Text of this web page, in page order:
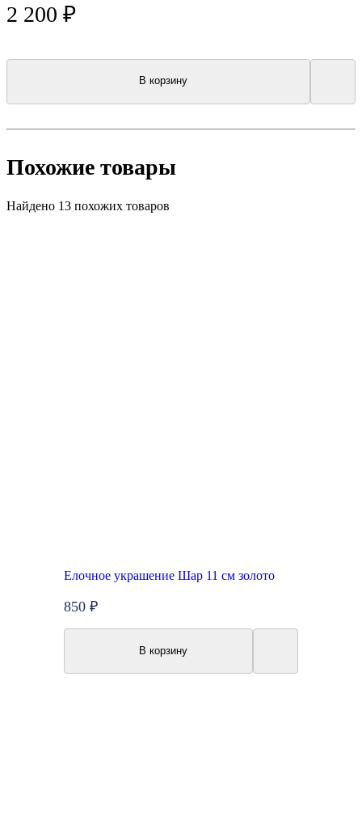
2 200 ₽
В корзину
Похожие товары
Найдено 13 похожих товаров
Елочное украшение Шар 11 см золото
850 ₽
В корзину